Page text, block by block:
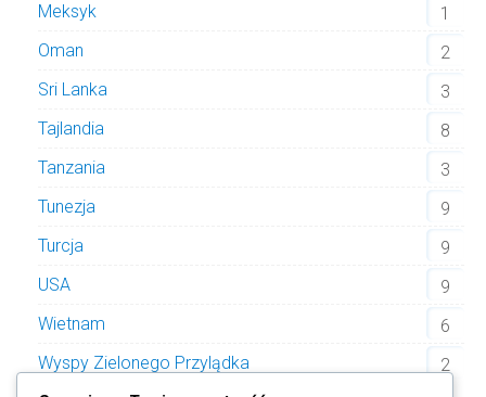
Meksyk
1
Oman
2
Sri Lanka
3
Tajlandia
8
Tanzania
3
Tunezja
9
Turcja
9
USA
9
Wietnam
6
Wyspy Zielonego Przylądka
2